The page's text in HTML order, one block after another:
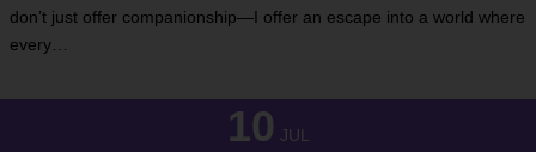
don’t just offer companionship—I offer an escape into a world where
every…
10 JUL